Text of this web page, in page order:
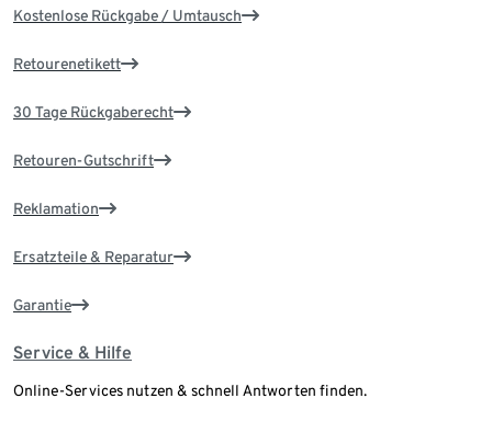
Kostenlose Rückgabe / Umtausch
Retourenetikett
30 Tage Rückgaberecht
Retouren-Gutschrift
Reklamation
Ersatzteile & Reparatur
Garantie
Service & Hilfe
Online-Services nutzen & schnell Antworten finden.